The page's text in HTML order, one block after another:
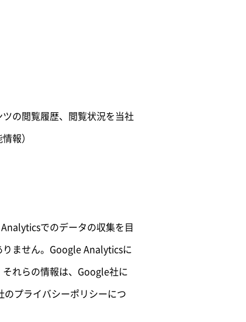
の閲覧履歴、閲覧状況を当社
報）
でのデータの収集を目
ません。Google Analyticsに
れらの情報は、Google社に
プライバシーポリシーにつ